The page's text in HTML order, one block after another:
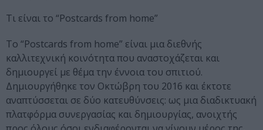
Τι είναι το “Postcards from home”
To “Postcards from home” είναι μια διεθνής
καλλιτεχνική κοινότητα που αναστοχάζεται και
δημιουργεί με θέμα την έννοια του σπιτιού.
Δημιουργήθηκε τον Οκτώβρη του 2016 και έκτοτε
αναπτύσσεται σε δύο κατευθύνσεις: ως μια διαδικτυακή
πλατφόρμα συνεργασίας και δημιουργίας, ανοιχτής